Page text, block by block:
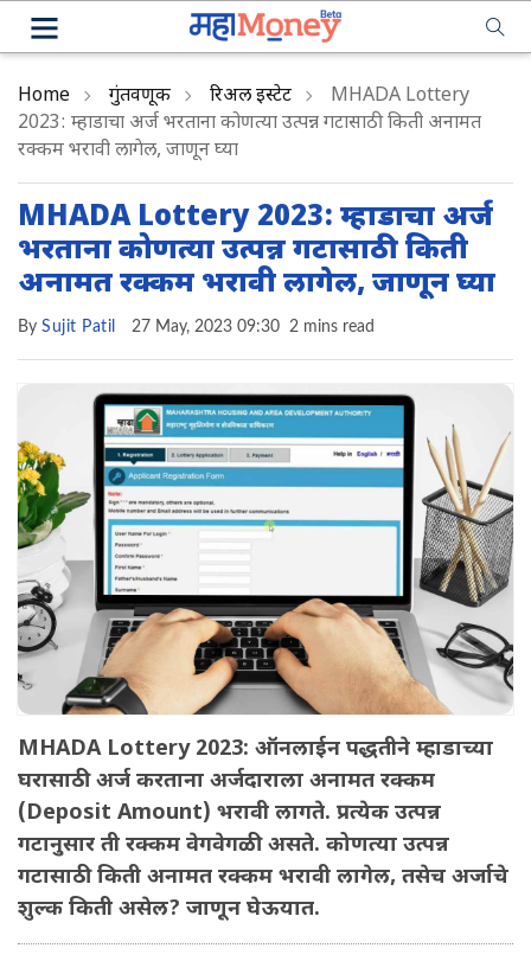
Home गुंतवणूक रिअल इस्टेट
MHADA Lottery
2023: म्हाडाचा अर्ज भरताना कोणत्या उत्पन्न गटासाठी किती अनामत
रक्कम भरावी लागेल, जाणून घ्या
MHADA Lottery 2023: म्हाडाचा अर्ज
भरताना कोणत्या उत्पन्न गटासाठी किती
अनामत रक्कम भरावी लागेल, जाणून घ्या
By Sujit Patil 27 May, 2023 09:30 2 mins read
MHADA Lottery 2023: ऑनलाईन पद्धतीने म्हाडाच्या
घरासाठी अर्ज करताना अर्जदाराला अनामत रक्कम
(Deposit Amount) भरावी लागते. प्रत्येक उत्पन्न
गटानुसार ती रक्कम वेगवेगळी असते. कोणत्या उत्पन्न
गटासाठी किती अनामत रक्कम भरावी लागेल, तसेच अर्जाचे
शुल्क किती असेल? जाणून घेऊयात.